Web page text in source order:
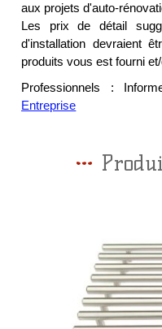
aux projets d'auto-
Les prix de détail
d'installation devraient
produits vous est fourni
Professionnels :
Entreprise